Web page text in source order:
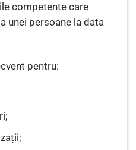
competente care
unei persoane la data
pentru: